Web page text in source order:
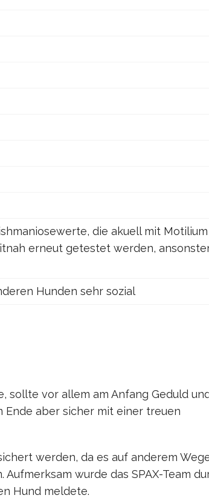
die akuell mit Motilium
erneut getestet werden,
Hunden sehr sozial
sollte vor allem am Anfang Geduld
Ende aber sicher mit einer treuen
werden, da es auf anderem
wurde das SPAX-Team
Hund meldete.